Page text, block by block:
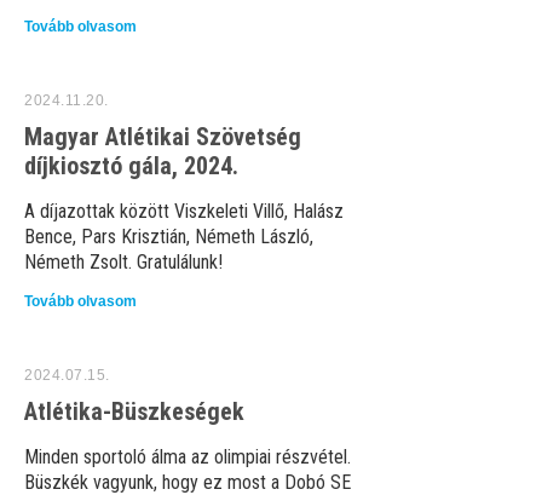
Tovább olvasom
2024.11.20.
Magyar Atlétikai Szövetség
díjkiosztó gála, 2024.
A díjazottak között Viszkeleti Villő, Halász
Bence, Pars Krisztián, Németh László,
Németh Zsolt. Gratulálunk!
Tovább olvasom
2024.07.15.
Atlétika-Büszkeségek
Minden sportoló álma az olimpiai részvétel.
Büszkék vagyunk, hogy ez most a Dobó SE